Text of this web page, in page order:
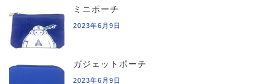
ミニポーチ
2023年6月9日
ガジェットポーチ
2023年6月9日